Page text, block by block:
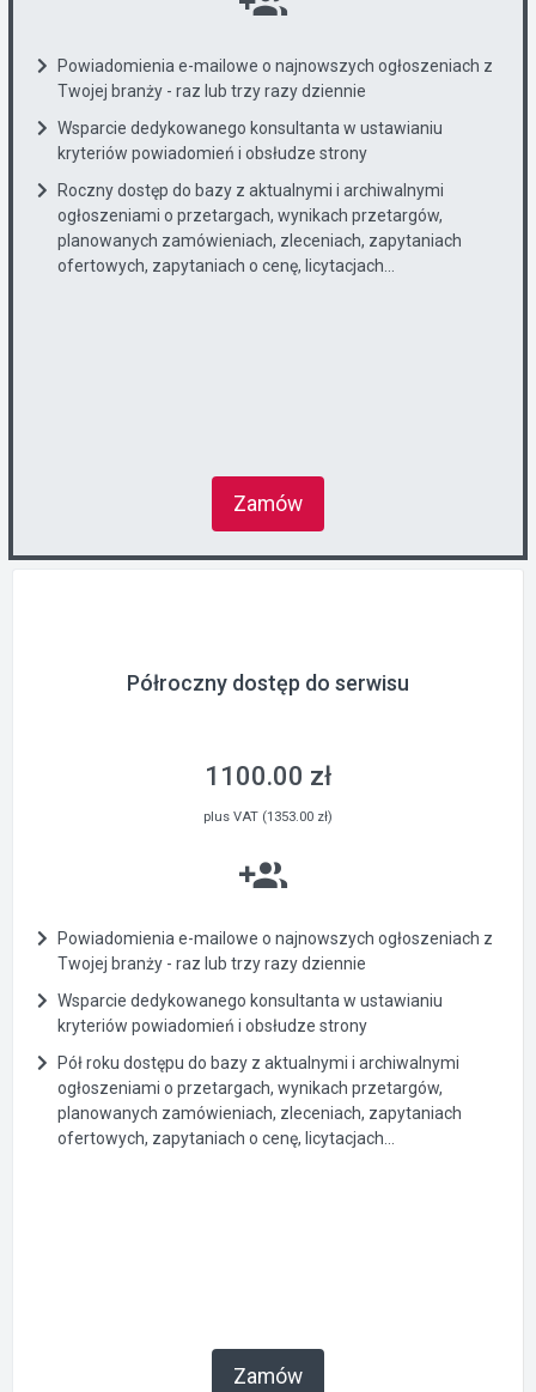
Powiadomienia e-mailowe o najnowszych ogłoszeniach z
Twojej branży - raz lub trzy razy dziennie
Wsparcie dedykowanego konsultanta w ustawianiu
kryteriów powiadomień i obsłudze strony
Roczny dostęp do bazy z aktualnymi i archiwalnymi
ogłoszeniami o przetargach, wynikach przetargów,
planowanych zamówieniach, zleceniach, zapytaniach
ofertowych, zapytaniach o cenę, licytacjach...
Zamów
Półroczny dostęp do serwisu
1100.00 zł
plus VAT (1353.00 zł)
Powiadomienia e-mailowe o najnowszych ogłoszeniach z
Twojej branży - raz lub trzy razy dziennie
Wsparcie dedykowanego konsultanta w ustawianiu
kryteriów powiadomień i obsłudze strony
Pół roku dostępu do bazy z aktualnymi i archiwalnymi
ogłoszeniami o przetargach, wynikach przetargów,
planowanych zamówieniach, zleceniach, zapytaniach
ofertowych, zapytaniach o cenę, licytacjach...
Zamów